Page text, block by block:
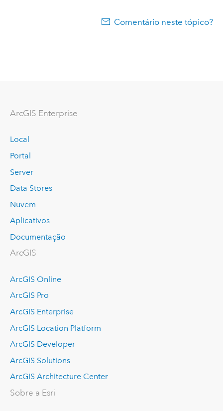
Comentário neste tópico?
ArcGIS Enterprise
Local
Portal
Server
Data Stores
Nuvem
Aplicativos
Documentação
ArcGIS
ArcGIS Online
ArcGIS Pro
ArcGIS Enterprise
ArcGIS Location Platform
ArcGIS Developer
ArcGIS Solutions
ArcGIS Architecture Center
Sobre a Esri